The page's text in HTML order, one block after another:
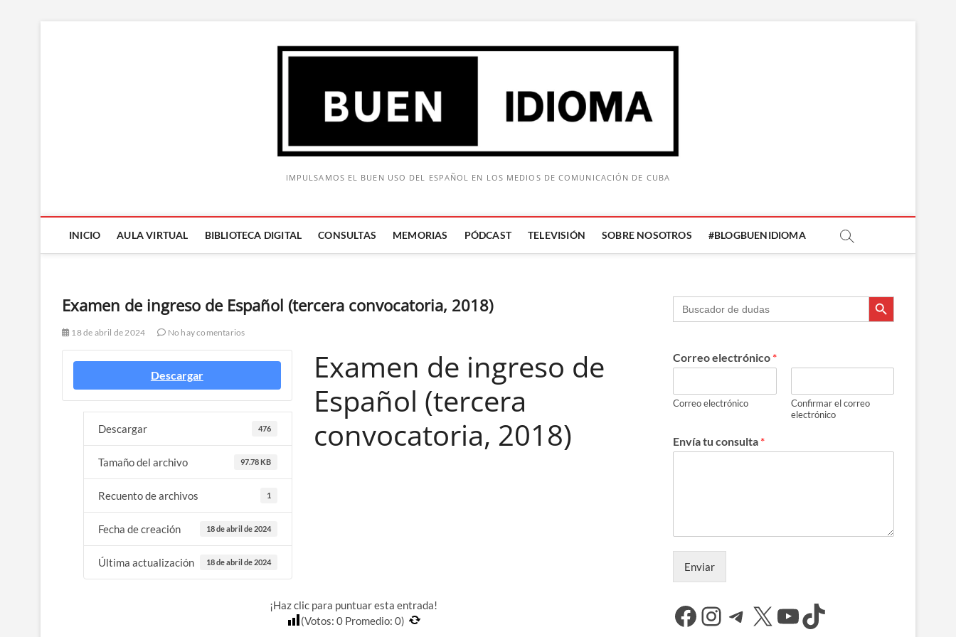
IMPULSAMOS EL BUEN USO DEL ESPAÑOL EN LOS MEDIOS DE COMUNICACIÓN DE CUBA
INICIO AULA VIRTUAL BIBLIOTECA DIGITAL CONSULTAS MEMORIAS PÓDCAST TELEVISIÓN SOBRE NOSOTROS #BLOGBUENIDIOMA
Buscar: Botón de búsqueda
Examen de ingreso de Español (tercera convocatoria, 2018)
18 de abril de 2024 No hay comentarios
Descargar
Descargar 476
Tamaño del archivo 97.78 KB
Recuento de archivos 1
Fecha de creación 18 de abril de 2024
Última actualización 18 de abril de 2024
Examen de ingreso de
Español (tercera
convocatoria, 2018)
¡Haz clic para puntuar esta entrada!
(Votos: 0Promedio: 0)
Buscar: Botón de búsqueda
Correo electrónico *
Correo electrónico
Confirmar el correo
electrónico
Envía tu consulta *
Enviar
Facebook
Instagram
Telegram
X YouTube
TikTok